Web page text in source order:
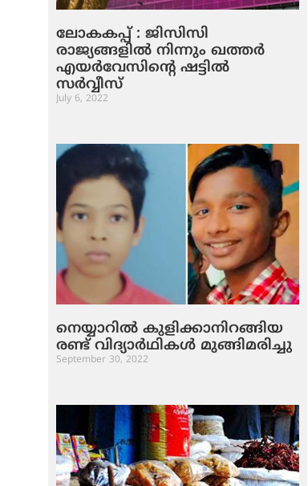
ലോകകപ്പ് : ജിസിസി
രാജ്യങ്ങളില്‍ നിന്നും ഖത്തര്‍
എയര്‍വേസിന്റെ ഷട്ടില്‍
സര്‍വ്വീസ്
July 6, 2022
നെയ്യാറില്‍ കുളിക്കാനിറങ്ങിയ
രണ്ട് വിദ്യാര്‍ഥികള്‍ മുങ്ങിമരിച്ചു
September 30, 2022